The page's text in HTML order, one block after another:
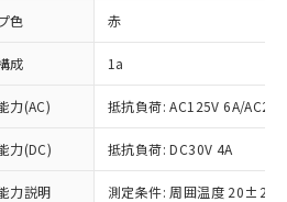
色 赤
成 1a
力(AC) 抵抗負荷: AC125V 6A/
力(DC) 抵抗負荷: DC30V 4A
力説明 測定条件: 周囲温度 20±2℃